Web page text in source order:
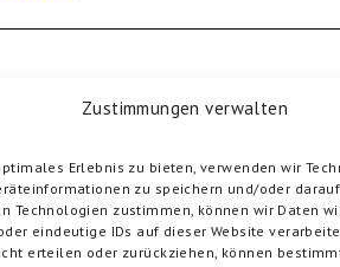
Zustimmungen verwalten
Erlebnis zu bieten, verwenden wir
zu speichern und/oder
Technologien zustimmen, können wir Daten
eindeutige IDs auf dieser Website
erteilen oder zurückziehen, können
von
Dornrosa e. V. und
Sparkassenstiftung